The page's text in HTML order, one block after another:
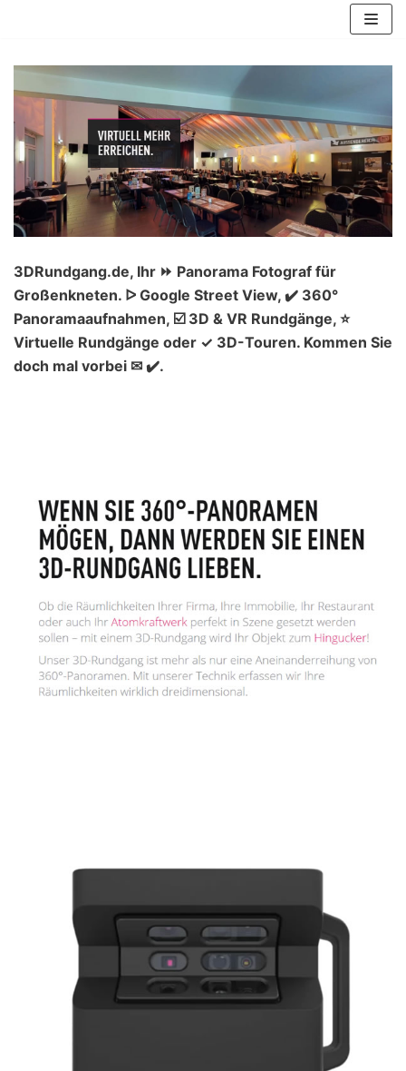
Inhalt
springen
3DRundgang.de, Ihr ⏩ Panorama Fotograf für
Großenkneten. ᐅ Google Street View, ✔️ 360°
Panoramaaufnahmen, ☑️ 3D & VR Rundgänge, ⭐
Virtuelle Rundgänge oder ✓ 3D-Touren. Kommen Sie
doch mal vorbei ✉ ✔️.